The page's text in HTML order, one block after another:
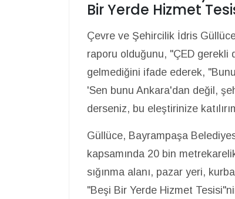
Bir Yerde Hizmet
Çevre ve Şehircilik İdris
raporu olduğunu, "ÇED gerekli
gelmediğini ifade ederek,
'Sen bunu Ankara'dan değil,
derseniz, bu eleştirinize
Güllüce, Bayrampaşa
kapsamında 20 bin
sığınma alanı, pazar yeri,
"Beşi Bir Yerde Hizmet